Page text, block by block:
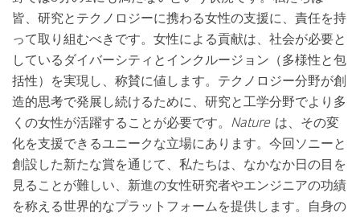
皆、研究とテクノロジーに携わる女性の支援に、責任を持
って取り組むべきです。女性による貢献は、社会が必要と
しているダイバーシティとインクルージョン（多様性と包
括性）を実現し、称賛に値します。テクノロジー分野が創
造的思考で発展し続けるために、研究と工学分野でより多
くの女性が活躍することが必要です。 Natureは、その変
化を支援できるユニークな立場にあります。今回ソニーと
創設した新たな賞を通じて、私たちは、なかなか日の目を
見ることが難しい、新進の女性研究者やエンジニアの功績
を称える世界的なプラットフォームを提供します。自身の